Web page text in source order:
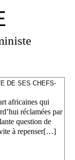
DE SES CHEFS-
africaines qui
réclamées par
question de
à repenser[…]